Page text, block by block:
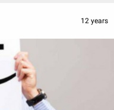
12 years